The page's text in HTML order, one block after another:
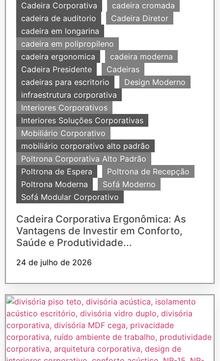
Cadeira Corporativa
cadeira cromada
cadeira de auditorio
Cadeira Diretor
cadeira em longarina
cadeira em polipropileno
cadeira ergonomica
cadeira moderna
Cadeira Presidente
Cadeiras
cadeiras para escritorio
Design Moderno
infraestrutura corporativa
Interiores Corporativos
Interiores Soluções Corporativas
Mobiliário Corporativo
mobiliário corporativo alto padrão
Poltrona Corporativa Alto Padrão
Poltrona de Espera
Poltrona de Recepção
Poltrona Moderna
Sofá Moderno
Sofá Modular Corporativo
Cadeira Corporativa Ergonômica: As
Vantagens de Investir em Conforto,
Saúde e Produtividade...
24 de julho de 2026